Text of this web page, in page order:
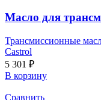
Масло для
Трансмиссионные
Castrol
5 301 ₽
В корзину
Сравнить